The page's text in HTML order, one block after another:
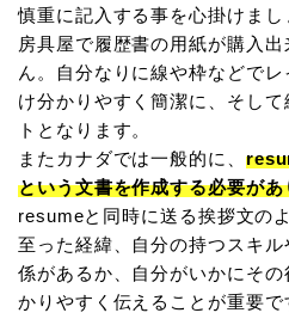
慎重に記入する事を心掛けま
房具屋で履歴書の用紙が購入
ん。自分なりに線や枠などで
け分かりやすく簡潔に、そし
トとなります。
またカナダでは一般的に、
という文書を作成する必要があ
resumeと同時に送る挨拶文の
至った経緯、自分の持つスキ
係があるか、自分がいかにそ
かりやすく伝えることが重要